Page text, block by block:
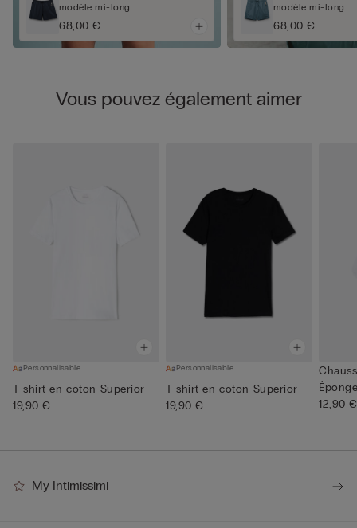
modèle mi-long
68,00 €
modèle mi-long
68,00 €
Vous pouvez également aimer
Personnalisable
T-shirt en coton Superior
19,90 €
Personnalisable
T-shirt en coton Superior
19,90 €
12,90 €
My Intimissimi